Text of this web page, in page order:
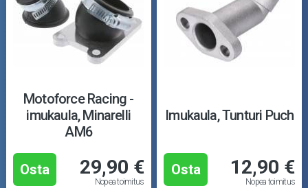
Motoforce Racing -
imukaula, Minarelli
AM6
Osta 29,90 €
Nopea toimitus
Imukaula, Tunturi Puch
Osta 12,90 €
Nopea toimitus